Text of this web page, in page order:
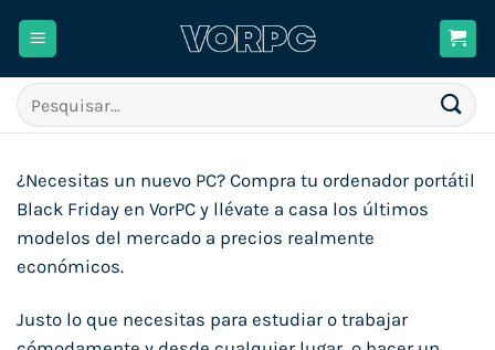
Pesquisar
por:
¿Necesitas un nuevo PC? Compra tu ordenador portátil
Black Friday en VorPC y llévate a casa los últimos
modelos del mercado a precios realmente
económicos.
Justo lo que necesitas para estudiar o trabajar